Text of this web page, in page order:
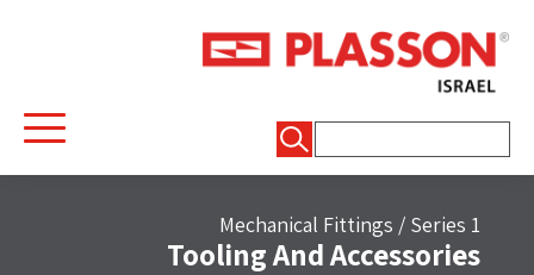
Mechanical Fittings / Series 1
Tooling And Accessories